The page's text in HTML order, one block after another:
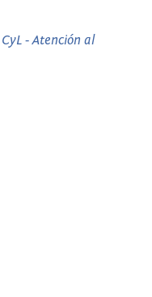
- Atención al